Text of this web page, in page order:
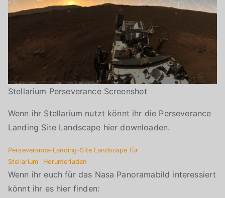
Stellarium Perseverance Screenshot
Wenn ihr Stellarium nutzt könnt ihr die Perseverance
Landing Site Landscape hier downloaden.
Perseverance-Landing-Site Landscape für
Stellarium
Herunterladen
Wenn ihr euch für das Nasa Panoramabild interessiert
könnt ihr es hier finden: